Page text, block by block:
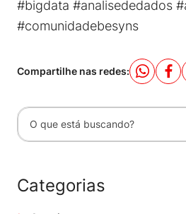
#bigdata #analisededados
#comunidadebesyns
Compartilhe nas redes:
Pesquisar
Categorias